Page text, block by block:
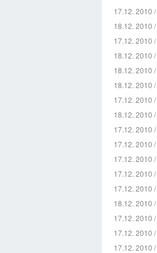
17.12. 2010 /
18.12. 2010 /
17.12. 2010 /
18.12. 2010 /
18.12. 2010 /
18.12. 2010 /
17.12. 2010 /
18.12. 2010 /
17.12. 2010 /
17.12. 2010 /
17.12. 2010 /
17.12. 2010 /
17.12. 2010 /
18.12. 2010 /
17.12. 2010 /
17.12. 2010 /
17.12. 2010 /